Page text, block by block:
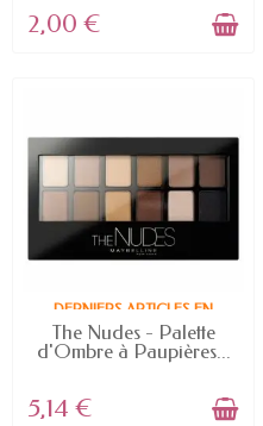
2,00 €
DERNIERS ARTICLES EN
STOCK
The Nudes - Palette
d'Ombre à Paupières...
5,14 €